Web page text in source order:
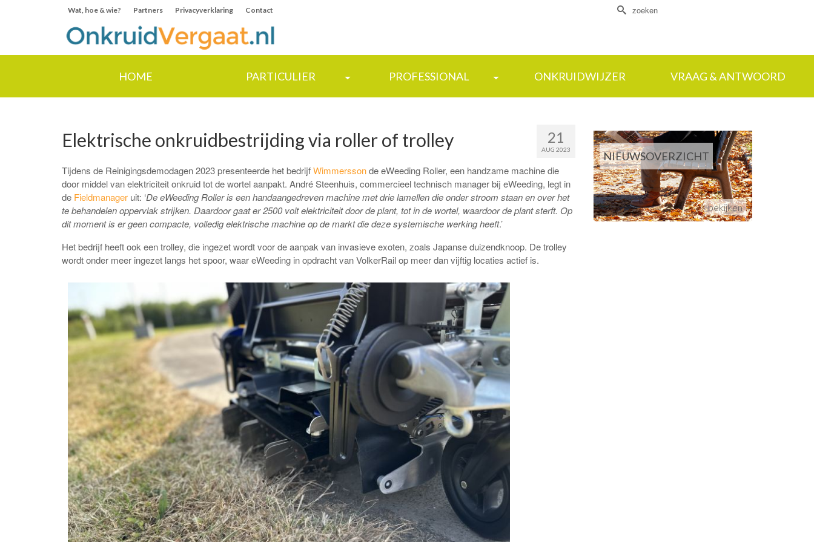
Wat, hoe & wie? Partners Privacyverklaring Contact
Zoek
HOME PARTICULIER PROFESSIONAL ONKRUIDWIJZER VRAAG & ANTWOORD
21
AUG 2023
Elektrische onkruidbestrijding via roller of trolley
Tijdens de Reinigingsdemodagen 2023 presenteerde het bedrijfWimmerssonde eWeeding Roller, een handzame machine die
door middel van elektriciteit onkruid tot de wortel aanpakt. André Steenhuis, commercieel technisch manager bij eWeeding, legt in
de Fieldmanager uit: ‘De eWeeding Roller is een handaangedreven machine met drie lamellen die onder stroom staan en over het
te behandelen oppervlak strijken. Daardoor gaat er 2500 volt elektriciteit door de plant, tot in de wortel, waardoor de plant sterft. Op
dit moment is er geen compacte, volledig elektrische machine op de markt die deze systemische werking heeft.’
Het bedrijf heeft ook een trolley, die ingezet wordt voor de aanpak van invasieve exoten, zoals Japanse duizendknoop. De trolley
wordt onder meer ingezet langs het spoor, waar eWeeding in opdracht van VolkerRail op meer dan vijftig locaties actief is.
NIEUWSOVERZICHT
bekijken